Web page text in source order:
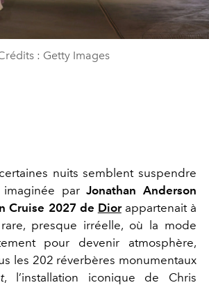
: Getty Images
nuits semblent suspendre
imaginée parJonathan Anderson
Cruise 2027 de Dior appartenait à
presque irréelle, où la mode
pour devenir atmosphère,
les 202 réverbères monumentaux
, l’installation iconique de Chris